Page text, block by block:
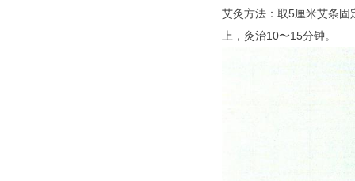
艾灸方法：取5厘米艾条
上，灸治10〜15分钟。